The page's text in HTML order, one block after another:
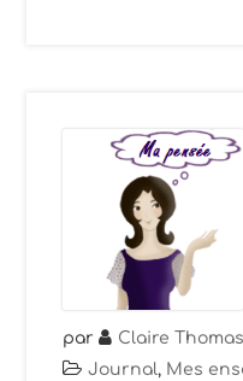
par Claire Thomas
Journal, Mes